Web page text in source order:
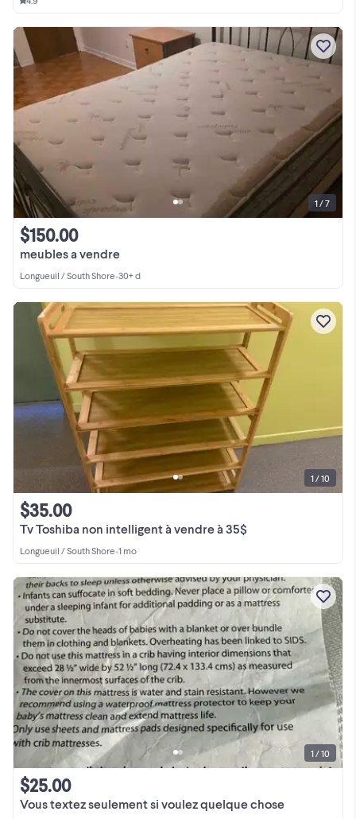
meubles a vendre
$150.00
Longueuil / South Shore•30+ d
1 / 7
Tv Toshiba non intelligent à vendre à 35$
$35.00
Longueuil / South Shore•1 mo
1 / 10
Vous textez seulement si voulez quelque chose
$25.00
1 / 10